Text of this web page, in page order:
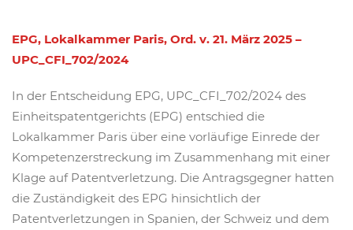
EPG, Lokalkammer Paris, Ord. v. 21. März 2025 –
UPC_CFI_702/2024
In der Entscheidung EPG, UPC_CFI_702/2024 des
Einheitspatentgerichts (EPG) entschied die
Lokalkammer Paris über eine vorläufige Einrede der
Kompetenzerstreckung im Zusammenhang mit einer
Klage auf Patentverletzung. Die Antragsgegner hatten
die Zuständigkeit des EPG hinsichtlich der
Patentverletzungen in Spanien, der Schweiz und dem